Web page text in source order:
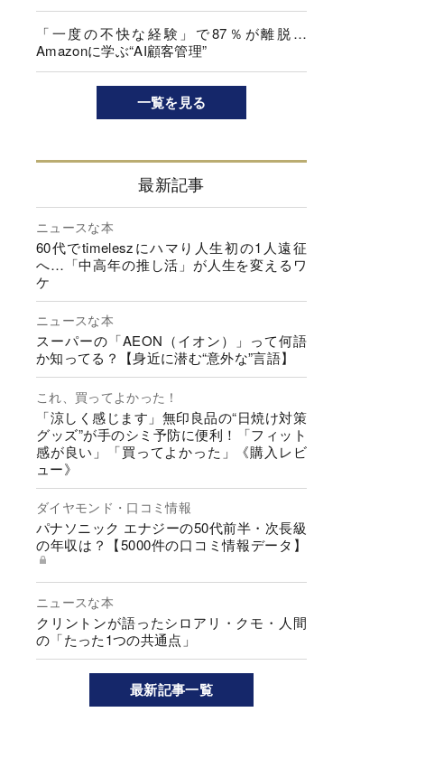
「一度の不快な経験」で87％が離脱…
Amazonに学ぶ“AI顧客管理”
一覧を見る
最新記事
ニュースな本
60代でtimeleszにハマり人生初の1人遠征
へ…「中高年の推し活」が人生を変えるワ
ケ
ニュースな本
スーパーの「AEON（イオン）」って何語
か知ってる？【身近に潜む“意外な”言語】
これ、買ってよかった！
「涼しく感じます」無印良品の“日焼け対策
グッズ”が手のシミ予防に便利！「フィット
感が良い」「買ってよかった」《購入レビ
ュー》
ダイヤモンド・口コミ情報
パナソニック エナジーの50代前半・次長級
の年収は？【5000件の口コミ情報データ】
ニュースな本
クリントンが語ったシロアリ・クモ・人間
の「たった1つの共通点」
最新記事一覧